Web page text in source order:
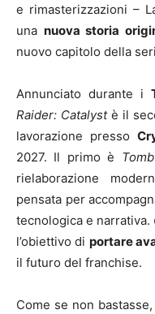
e rimasterizzazioni –
una nuova storia
nuovo capitolo della
Annunciato durante i
Raider: Catalystè il
lavorazione presso
2027. Il primo è
rielaborazione
pensata per
tecnologica e narrativa.
l’obiettivo di portare
il futuro del franchise.
Come se non bastasse,